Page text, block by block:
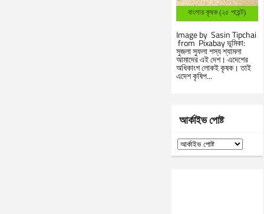
বাংলার কৃষক (২৫ পয়েন্ট)
Image by Sasin Tipchai
from Pixabay ভূমিকা:
সুজলা সুফলা শস্য শ্যামলা
আমাদের এই দেশ। এদেশের
অধিকাংশ লোকই কৃষক। তাই
এদেশ কৃষিপ...
আর্কাইভ পোষ্ট